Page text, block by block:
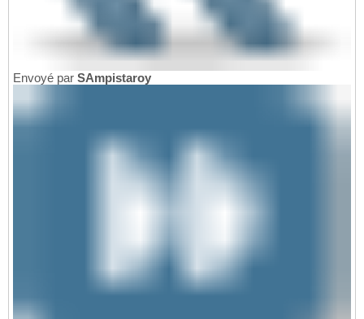
Envoyé par SAmpistaroy